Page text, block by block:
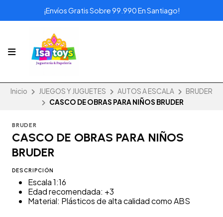
¡Envíos Gratis Sobre 99.990 En Santiago!
Inicio JUEGOS Y JUGUETES AUTOS A ESCALA
BRUDER
CASCO DE OBRAS PARA NIÑOS BRUDER
BRUDER
CASCO DE OBRAS PARA NIÑOS
BRUDER
DESCRIPCIÓN
Escala 1:16
Edad recomendada: +3
Material: Plásticos de alta calidad como ABS